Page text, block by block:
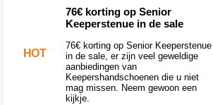
HOT
76€ korting op Senior
Keeperstenue in de sale
76€ korting op Senior Keeperstenue
in de sale, er zijn veel geweldige
aanbiedingen van
Keepershandschoenen die u niet
mag missen. Neem gewoon een
kijkje.